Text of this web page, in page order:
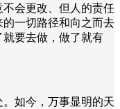
会更改、但人的责任
一切路径和向之而去
要去做，做了就有
如今，万事显明的天